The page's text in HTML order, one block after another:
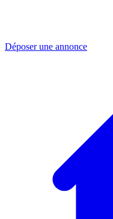
Déposer une annonce